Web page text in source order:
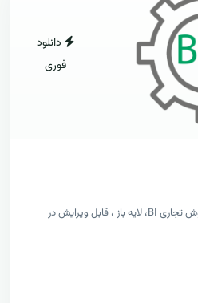
دانلود
فوری
دانلود طرح پيشنهادي(پروپوزال) هوش تجاری BI، لایه باز ، قابل ویرایش در